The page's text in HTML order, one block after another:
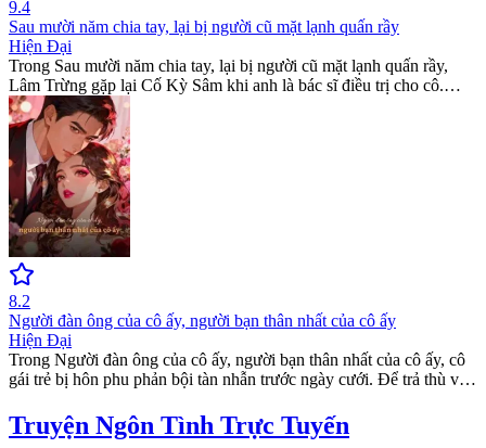
9.4
Sau mười năm chia tay, lại bị người cũ mặt lạnh quấn rầy
Hiện Đại
Trong Sau mười năm chia tay, lại bị người cũ mặt lạnh quấn rầy,
Lâm Trừng gặp lại Cố Kỳ Sâm khi anh là bác sĩ điều trị cho cô.
Từng bị anh vứt bỏ tình cảm, nay cô lột xác khiến anh khao khát
chiếm hữu lại. Đọc webnovel romance này để xem hành trình truy
thê của vị bác sĩ hiện đại đầy kịch tính.
8.2
Người đàn ông của cô ấy, người bạn thân nhất của cô ấy
Hiện Đại
Trong Người đàn ông của cô ấy, người bạn thân nhất của cô ấy, cô
gái trẻ bị hôn phu phản bội tàn nhẫn trước ngày cưới. Để trả thù và
novel hấp dẫn này tại webnovel với những tình tiết modern novel
đầy lôi cuốn.
Truyện Ngôn Tình Trực Tuyến